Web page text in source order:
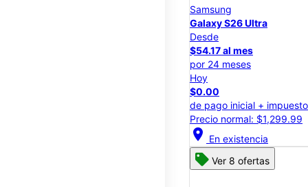
Samsung
Galaxy S26 Ultra
Desde
$54.17 al mes
por 24 meses
Hoy
$0.00
de pago inicial +
Precio normal: $1,299.99
location_on En existencia
Ver 8 ofertas